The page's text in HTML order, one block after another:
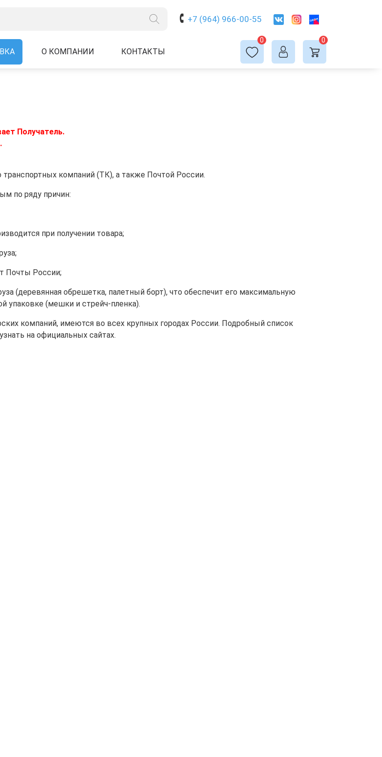
+7 (964) 966-00-55
О КОМПАНИИ КОНТАКТЫ
0 0
Получатель.
компаний (ТК), а также Почтой России.
по ряду причин:
при получении товара;
Почты России;
(деревянная обрешетка, палетный борт), что обеспечит его максимальную
упаковке (мешки и стрейч-пленка).
компаний, имеются во всех крупных городах России. Подробный список
на официальных сайтах.